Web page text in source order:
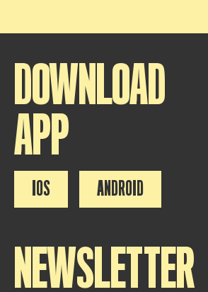
DOWNLOAD
APP
IOS ANDROID
NEWSLETTER